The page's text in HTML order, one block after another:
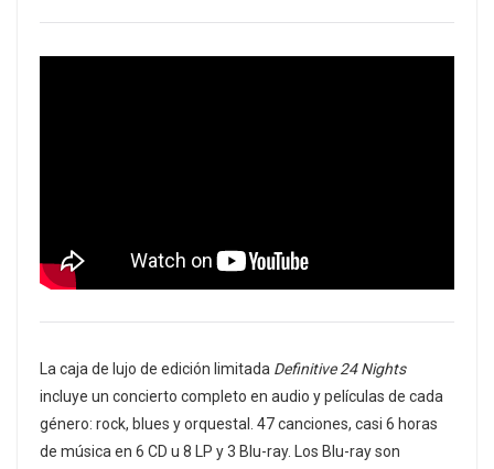
La caja de lujo de edición limitada Definitive 24 Nights
incluye un concierto completo en audio y películas de cada
género: rock, blues y orquestal. 47 canciones, casi 6 horas
de música en 6 CD u 8 LP y 3 Blu-ray. Los Blu-ray son